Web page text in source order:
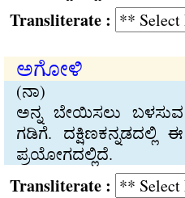
:
ಅಗೋಳಿ
(ನಾ)
ಅನ್ನ ಬೇಯಿಸಲು
ಗಡಿಗೆ. ದಕ್ಷಿಣಕನ್ನಡದಲ್ಲಿ
ಪ್ರಯೋಗದಲ್ಲಿದೆ.
: